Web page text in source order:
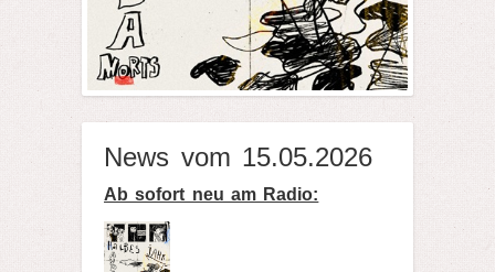
News vom 15.05.2026
Ab sofort neu am Radio: